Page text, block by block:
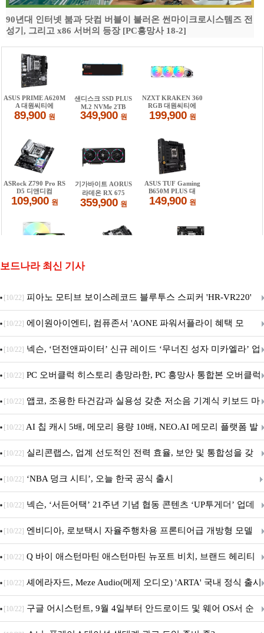
90년대 인터넷 붐과 닷컴 버블이 불러온 썬마이크로시스템즈 전
성기, 그리고 x86 서버의 등장 [PC흥망사 18-2]
보드나라 최신 기사
[10/22] 피아노 모티브 보이스레코드 블루투스 스피커 'HR-VR220'
출시
[10/22] 에이원아이엔티, 컴퓨존서 'AONE 파워서플라이 혜택 모
음.ZIP' 이벤트 진행
[10/22] 넥슨, ‘던전앤파이터’ 신규 레이드 ‘무너진 성자 미카엘라’ 업
데이트!
[10/22] PC 오버클럭 히스토리 총망라한, PC 흥망사 통합본 오버클럭
특집(1-4편)
[10/22] 앱코, 조용한 타건감과 실용성 갖춘 저소음 기계식 키보드 마
우스 세트 'KM580' 출시
[10/22] AI 칩 캐시 5배, 메모리 용량 10배, NEO.AI 메모리 플랫폼 발
표
[10/22] 실리콘랩스, 업계 선도적인 전력 효율, 보안 및 통합성을 갖
춘 초저전력 블루투스 LE SoC ‘BG2B’ 공개
[10/22] ‘NBA 덩크 시티’, 오늘 한국 공식 출시
[10/22] 넥슨, ‘서든어택’ 21주년 기념 협동 콘텐츠 ‘UP투게더’ 업데
이트
[10/22] 엔비디아, 로보택시 자율주행차용 프론티어급 개방형 모델
‘알파마요 2 슈퍼’ 상업적 이용 가능
[10/22] Q 바이 애스턴마틴 애스턴마틴 뉴포트 비치, 브랜드 헤리티
지 담은 ‘헤리티지 에디션 컬렉션’ 공개
[10/22] 셰에라자드, Meze Audio(메제 오디오) 'ARTA' 국내 정식 출시
[10/22] 구글 어시스턴트, 9월 4일부터 안드로이드 및 웨어 OS서 순